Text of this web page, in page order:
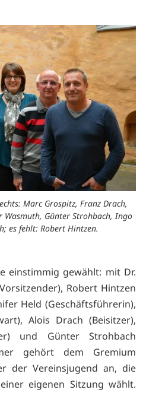
Marc Grospitz, Franz Drach,
Wasmuth, Günter Strohbach, Ingo
es fehlt: Robert Hintzen.
einstimmig gewählt: mit Dr.
Robert Hintzen
Held (Geschäftsführerin),
Alois Drach (Beisitzer),
und Günter Strohbach
gehört dem Gremium
der Vereinsjugend an, die
eigenen Sitzung wählt.